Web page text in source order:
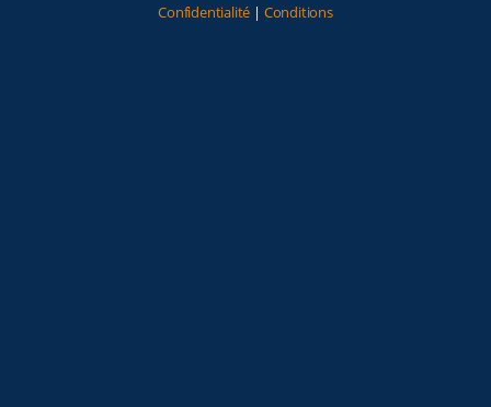
Confidentialité | Conditions